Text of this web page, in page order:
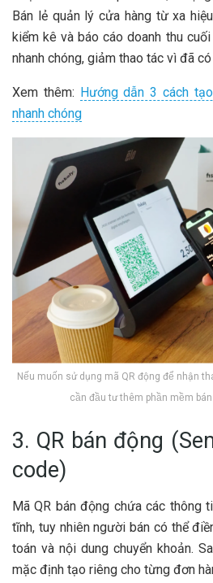
Bán lẻ quản lý cửa hàng từ xa
kiểm kê và báo cáo doanh thu
nhanh chóng, giảm thao tác vì đã
Xem thêm: Hướng dẫn 3 cách
nhanh chóng
Nếu muốn sử dụng mã QR động để nhận
cần đầu tư thêm phần mềm
3. QR bán động
code)
Mã QR bán động chứa các thông
tĩnh, tuy nhiên người bán có thể
toán và nội dung chuyển khoản.
mặc định tạo riêng cho từng đơn